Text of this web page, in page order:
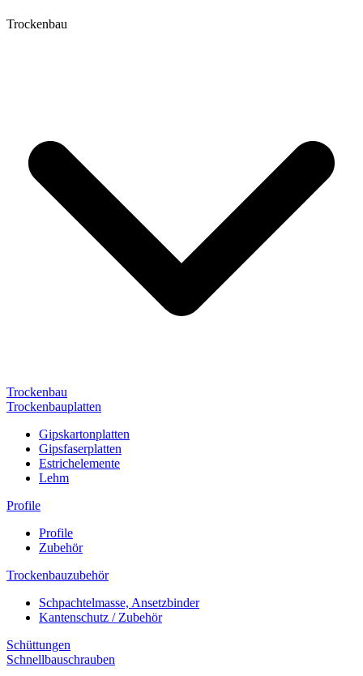
Trockenbau
Trockenbau
Trockenbauplatten
Gipskartonplatten
Gipsfaserplatten
Estrichelemente
Lehm
Profile
Profile
Zubehör
Trockenbauzubehör
Schpachtelmasse, Ansetzbinder
Kantenschutz / Zubehör
Schüttungen
Schnellbauschrauben